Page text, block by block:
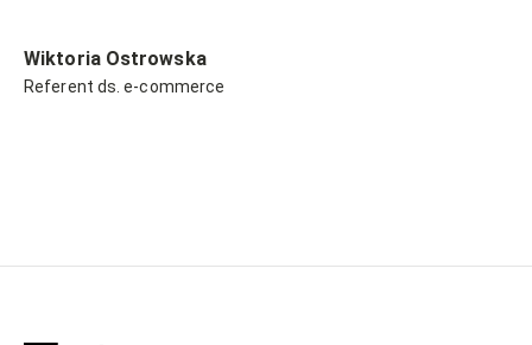
Wiktoria Ostrowska
Referent ds. e-commerce